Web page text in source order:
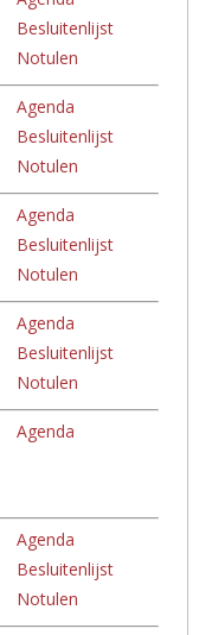
Besluitenlijst
Notulen
Agenda
Besluitenlijst
Notulen
Agenda
Besluitenlijst
Notulen
Agenda
Besluitenlijst
Notulen
Agenda
Agenda
Besluitenlijst
Notulen